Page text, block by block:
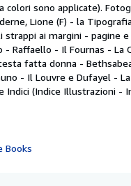
sono applicate).
Lione (F) - la
ai margini - pagine
Raffaello - Il Fournas -
fatta donna -
- Il Louvre e Dufayel
(Indice Illustrazioni -
Books